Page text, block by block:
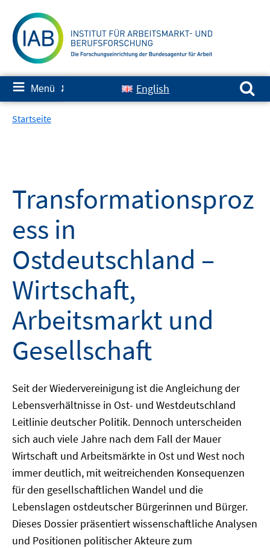
zum
Inhalt
≡ Menü ✘ English
Suchen nach:
Startseite
Transformationsproz
ess in
Ostdeutschland –
Wirtschaft,
Arbeitsmarkt und
Gesellschaft
Seit der Wiedervereinigung ist die Angleichung der
Lebensverhältnisse in Ost- und Westdeutschland
Leitlinie deutscher Politik. Dennoch unterscheiden
sich auch viele Jahre nach dem Fall der Mauer
Wirtschaft und Arbeitsmärkte in Ost und West noch
immer deutlich, mit weitreichenden Konsequenzen
für den gesellschaftlichen Wandel und die
Lebenslagen ostdeutscher Bürgerinnen und Bürger.
Dieses Dossier präsentiert wissenschaftliche Analysen
und Positionen politischer Akteure zum